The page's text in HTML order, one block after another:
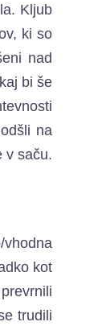
Kljub
ki so
nad
bi še
na
v saču.
kot
trudili